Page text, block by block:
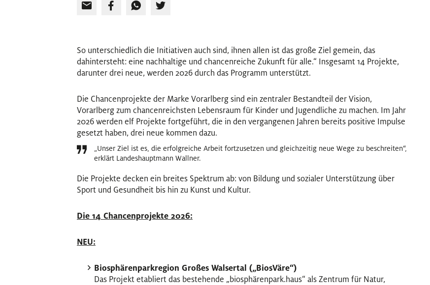
So unterschiedlich die Initiativen auch sind, ihnen allen ist das große Ziel gemein, das
dahintersteht: eine nachhaltige und chancenreiche Zukunft für alle.“ Insgesamt 14 Projekte,
darunter drei neue, werden 2026 durch das Programm unterstützt.
Die Chancenprojekte der Marke Vorarlberg sind ein zentraler Bestandteil der Vision,
Vorarlberg zum chancenreichsten Lebensraum für Kinder und Jugendliche zu machen. Im Jahr
2026 werden elf Projekte fortgeführt, die in den vergangenen Jahren bereits positive Impulse
gesetzt haben, drei neue kommen dazu.
„Unser Ziel ist es, die erfolgreiche Arbeit fortzusetzen und gleichzeitig neue Wege zu beschreiten“,
erklärt Landeshauptmann Wallner.
Die Projekte decken ein breites Spektrum ab: von Bildung und sozialer Unterstützung über
Sport und Gesundheit bis hin zu Kunst und Kultur.
Die 14 Chancenprojekte 2026:
NEU:
Biosphärenparkregion Großes Walsertal („BiosVäre“)
Das Projekt etabliert das bestehende „biosphärenpark.haus“ als Zentrum für Natur,